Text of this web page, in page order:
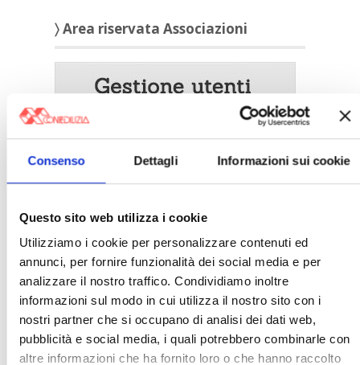
Consenso Dettagli Informazioni sui cookie
Questo sito web utilizza i cookie
Utilizziamo i cookie per personalizzare contenuti ed
annunci, per fornire funzionalità dei social media e per
analizzare il nostro traffico. Condividiamo inoltre
informazioni sul modo in cui utilizza il nostro sito con i
nostri partner che si occupano di analisi dei dati web,
pubblicità e social media, i quali potrebbero combinarle con
altre informazioni che ha fornito loro o che hanno raccolto
〉 Area riservata Associazioni
〉 5 ragioni per aderire a Confedilizia